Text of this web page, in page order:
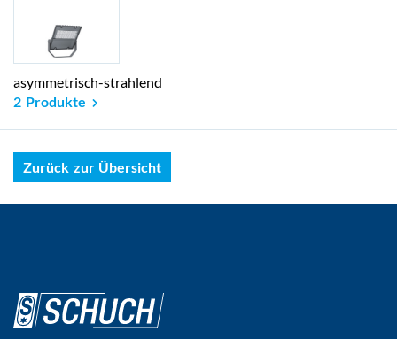
asymmetrisch-strahlend
2 Produkte
Zurück zur Übersicht